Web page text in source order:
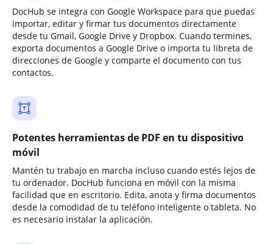
DocHub se integra con Google Workspace para que puedas
importar, editar y firmar tus documentos directamente
desde tu Gmail, Google Drive y Dropbox. Cuando termines,
exporta documentos a Google Drive o importa tu libreta de
direcciones de Google y comparte el documento con tus
contactos.
Potentes herramientas de PDF en tu dispositivo
móvil
Mantén tu trabajo en marcha incluso cuando estés lejos de
tu ordenador. DocHub funciona en móvil con la misma
facilidad que en escritorio. Edita, anota y firma documentos
desde la comodidad de tu teléfono inteligente o tableta. No
es necesario instalar la aplicación.